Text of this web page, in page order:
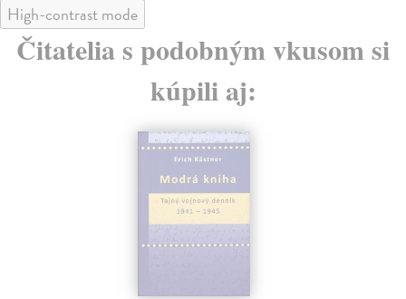
High-contrast mode
Čitatelia s podobným vkusom si
kúpili aj: